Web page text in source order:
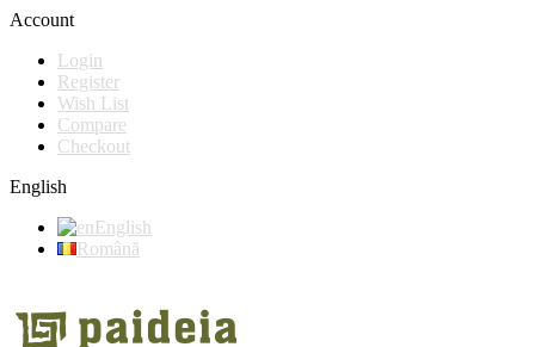
Account
Login
Register
Wish List
Compare
Checkout
English
English
Română